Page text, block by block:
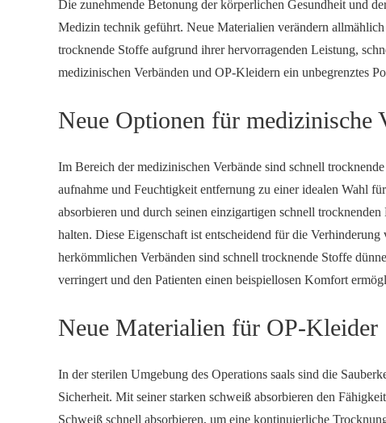
Die zunehmende Betonung der körperlichen Gesundheit und
Medizin technik geführt. Neue Materialien verändern
trocknende Stoffe aufgrund ihrer hervorragenden Leistung,
medizinischen Verbänden und OP-Kleidern ein unbegrenztes
Neue Optionen für medizinische
Im Bereich der medizinischen Verbände sind schnell
aufnahme und Feuchtigkeit entfernung zu einer idealen Wahl
absorbieren und durch seinen einzigartigen schnell
halten. Diese Eigenschaft ist entscheidend für die
herkömmlichen Verbänden sind schnell trocknende Stoffe
verringert und den Patienten einen beispiellosen Komfort
Neue Materialien für OP-Kleider
In der sterilen Umgebung des Operations saals sind die
Sicherheit. Mit seiner starken schweiß absorbieren den
Schweiß schnell absorbieren, um eine kontinuierliche